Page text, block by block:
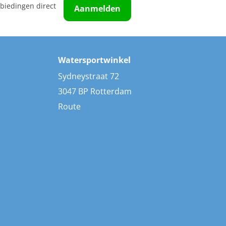
direct
Aanmelden
Watersportwinkel
Sydneystraat 72
3047 BP Rotterdam
Route